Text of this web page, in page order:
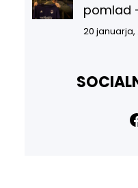
pomlad
20 januarja,
Facebook